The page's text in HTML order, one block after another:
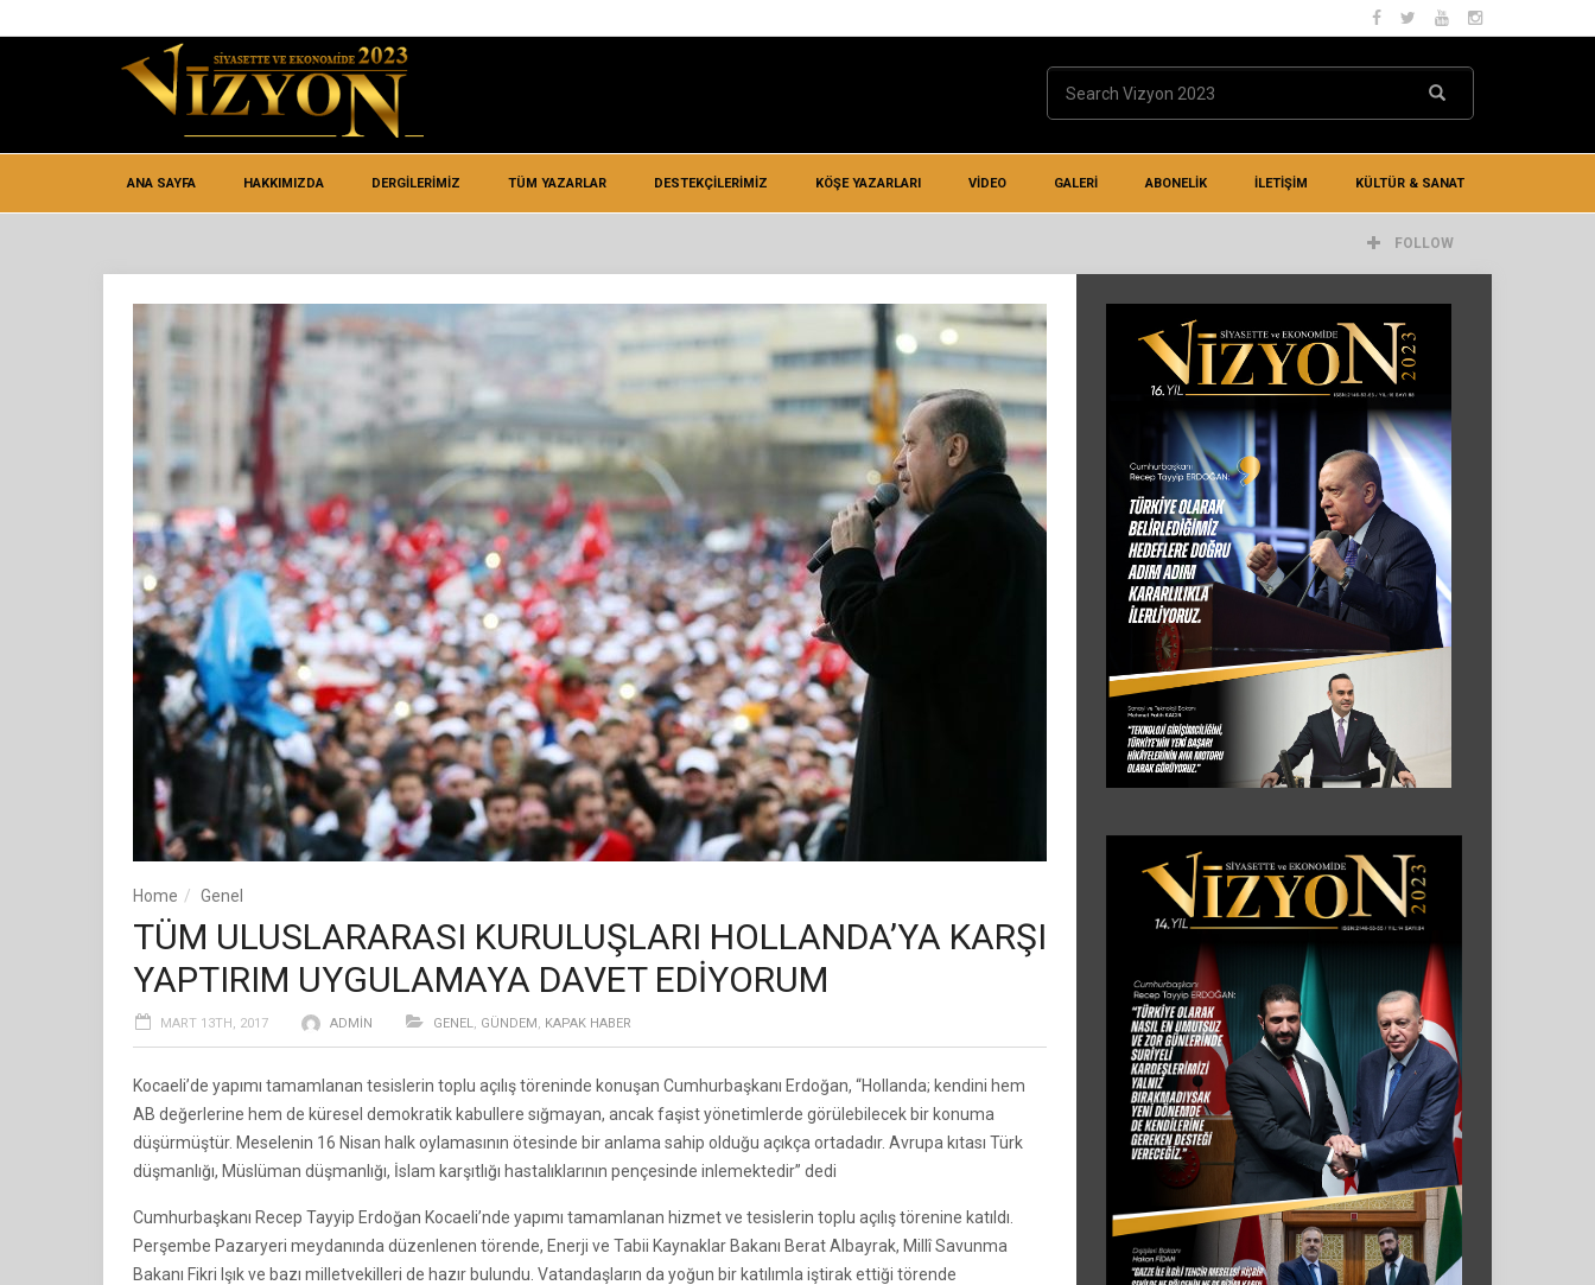
ANA SAYFA HAKKIMIZDA DERGİLERİMİZ TÜM YAZARLAR DESTEKÇILERIMIZ KÖŞE YAZARLARI VIDEO GALERİ ABONELİK İLETIŞIM KÜLTÜR & SANAT
FOLLOW
Home Genel
TÜM ULUSLARARASI KURULUŞLARI HOLLANDA’YA KARŞI
YAPTIRIM UYGULAMAYA DAVET EDİYORUM
MART 13TH, 2017 ADMIN GENEL, GÜNDEM, KAPAK HABER
Kocaeli’de yapımı tamamlanan tesislerin toplu açılış töreninde konuşan Cumhurbaşkanı Erdoğan, “Hollanda; kendini hem
AB değerlerine hem de küresel demokratik kabullere sığmayan, ancak faşist yönetimlerde görülebilecek bir konuma
düşürmüştür. Meselenin 16 Nisan halk oylamasının ötesinde bir anlama sahip olduğu açıkça ortadadır. Avrupa kıtası Türk
düşmanlığı, Müslüman düşmanlığı, İslam karşıtlığı hastalıklarının pençesinde inlemektedir” dedi
Cumhurbaşkanı Recep Tayyip Erdoğan Kocaeli’nde yapımı tamamlanan hizmet ve tesislerin toplu açılış törenine katıldı.
Perşembe Pazaryeri meydanında düzenlenen törende, Enerji ve Tabii Kaynaklar Bakanı Berat Albayrak, Millî Savunma
Bakanı Fikri Işık ve bazı milletvekilleri de hazır bulundu. Vatandaşların da yoğun bir katılımla iştirak ettiği törende